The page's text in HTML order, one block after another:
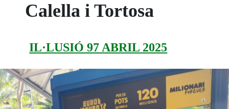
Calella i Tortosa
IL·LUSIÓ 97 ABRIL 2025